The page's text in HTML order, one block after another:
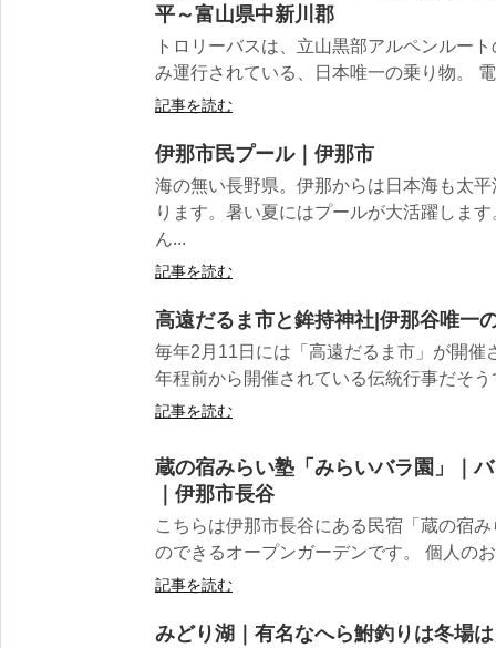
平～富山県中新川郡
トロリーバスは、立山黒部アルペンルー
み運行されている、日本唯一の乗り物。
記事を読む
伊那市民プール｜伊那市
海の無い長野県。伊那からは日本海も太
ります。暑い夏にはプールが大活躍しま
ん...
記事を読む
高遠だるま市と鉾持神社|伊那谷唯一
毎年2月11日には「高遠だるま市」が開催
年程前から開催されている伝統行事だそ
記事を読む
蔵の宿みらい塾「みらいバラ園」｜
｜伊那市長谷
こちらは伊那市長谷にある民宿「蔵の宿
のできるオープンガーデンです。 個人の
記事を読む
みどり湖｜有名なへら鮒釣りは冬場